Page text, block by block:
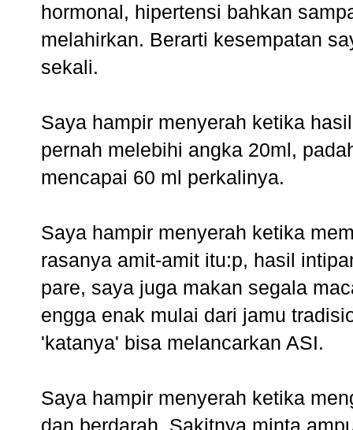
hormonal, hipertensi bahkan
melahirkan. Berarti kesempatan
sekali.
Saya hampir menyerah ketika
pernah melebihi angka 20ml,
mencapai 60 ml perkalinya.
Saya hampir menyerah ketika
rasanya amit-amit itu:p, hasil
pare, saya juga makan segala
engga enak mulai dari jamu
'katanya' bisa melancarkan ASI.
Saya hampir menyerah ketika